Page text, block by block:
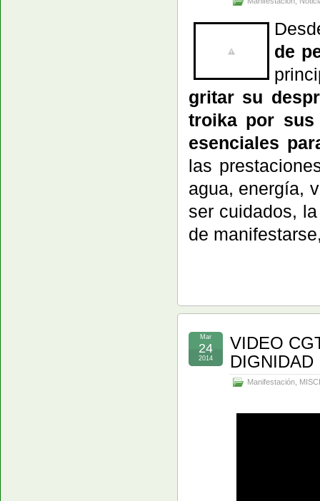
de
gritar su
troika por sus
esenciales
las
agua, energía,
ser cuidados,
de
VIDEO
DIGNIDAD
Manifestación
Mar
24
2014